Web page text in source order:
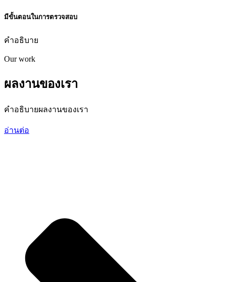
มีขั้นตอนในการตรวจสอบ
คำอธิบาย
Our work
ผลงานของเรา
คำอธิบายผลงานของเรา
อ่านต่อ